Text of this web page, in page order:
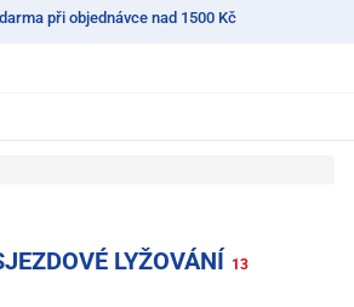
při objednávce nad 1500 Kč
LYŽOVÁNÍ 13